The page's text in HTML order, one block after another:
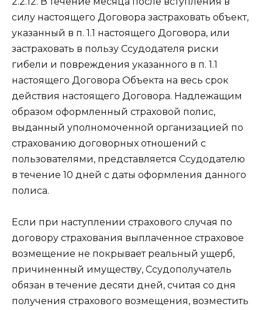
силу настоящего Договора застраховать объект,
указанный в п. 1.1 настоящего Договора, или
застраховать в пользу Ссудодателя риски
гибели и повреждения указанного в п. 1.1
настоящего Договора Объекта на весь срок
действия настоящего Договора. Надлежащим
образом оформленный страховой полис,
выданный уполномоченной организацией по
страхованию договорных отношений с
пользователями, представляется Ссудодателю
в течение 10 дней с даты оформления данного
полиса.
Если при наступлении страхового случая по
договору страхования выплаченное страховое
возмещение не покрывает реальный ущерб,
причиненный имуществу, Ссудополучатель
обязан в течение десяти дней, считая со дня
получения страхового возмещения, возместить